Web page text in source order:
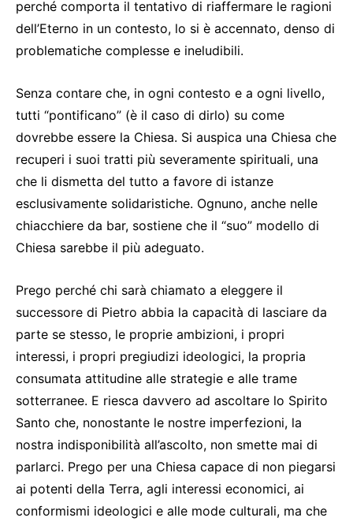
perché comporta il tentativo di riaffermare le ragioni
dell’Eterno in un contesto, lo si è accennato, denso di
problematiche complesse e ineludibili.
Senza contare che, in ogni contesto e a ogni livello,
tutti “pontificano” (è il caso di dirlo) su come
dovrebbe essere la Chiesa. Si auspica una Chiesa che
recuperi i suoi tratti più severamente spirituali, una
che li dismetta del tutto a favore di istanze
esclusivamente solidaristiche. Ognuno, anche nelle
chiacchiere da bar, sostiene che il “suo” modello di
Chiesa sarebbe il più adeguato.
Prego perché chi sarà chiamato a eleggere il
successore di Pietro abbia la capacità di lasciare da
parte se stesso, le proprie ambizioni, i propri
interessi, i propri pregiudizi ideologici, la propria
consumata attitudine alle strategie e alle trame
sotterranee. E riesca davvero ad ascoltare lo Spirito
Santo che, nonostante le nostre imperfezioni, la
nostra indisponibilità all’ascolto, non smette mai di
parlarci. Prego per una Chiesa capace di non piegarsi
ai potenti della Terra, agli interessi economici, ai
conformismi ideologici e alle mode culturali, ma che